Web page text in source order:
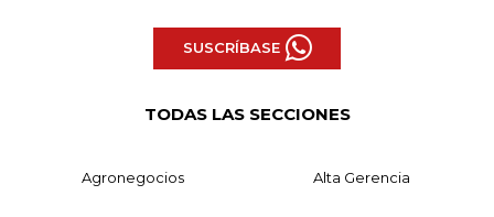
SUSCRÍBASE
TODAS LAS SECCIONES
Agronegocios Alta Gerencia